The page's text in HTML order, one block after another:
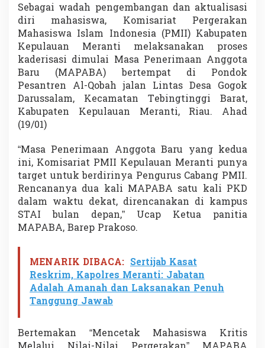
a
n
t
i
Sebagai wadah pengembangan dan aktualisasi
diri mahasiswa, Komisariat Pergerakan
Mahasiswa Islam Indonesia (PMII) Kabupaten
Kepulauan Meranti melaksanakan proses
kaderisasi dimulai Masa Penerimaan Anggota
Baru (MAPABA) bertempat di Pondok
Pesantren Al-Qobah jalan Lintas Desa Gogok
Darussalam, Kecamatan Tebingtinggi Barat,
Kabupaten Kepulauan Meranti, Riau. Ahad
(19/01)
“Masa Penerimaan Anggota Baru yang kedua
ini, Komisariat PMII Kepulauan Meranti punya
target untuk berdirinya Pengurus Cabang PMII.
Rencananya dua kali MAPABA satu kali PKD
dalam waktu dekat, direncanakan di kampus
STAI bulan depan,” Ucap Ketua panitia
MAPABA, Barep Prakoso.
MENARIK DIBACA: Sertijab Kasat
Reskrim, Kapolres Meranti: Jabatan
Adalah Amanah dan Laksanakan Penuh
Tanggung Jawab
Bertemakan “Mencetak Mahasiswa Kritis